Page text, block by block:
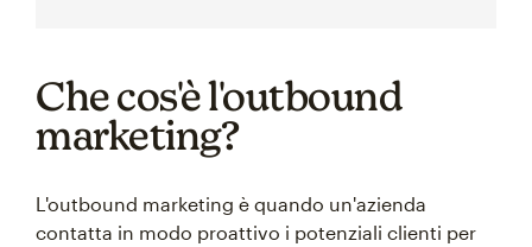
Che cos'è l'outbound
marketing?
L'outbound marketing è quando un'azienda
contatta in modo proattivo i potenziali clienti per